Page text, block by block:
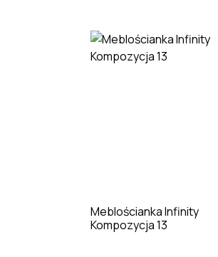
Meblościanka Infinity
Kompozycja 13